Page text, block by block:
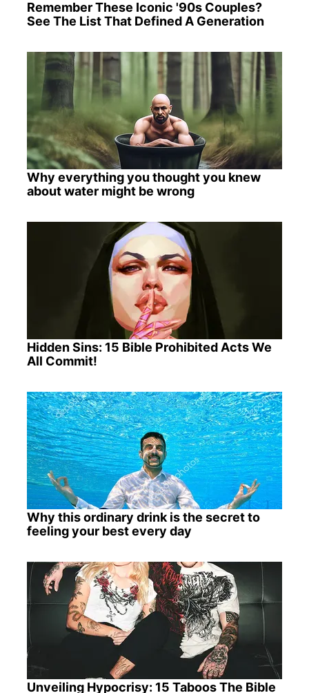
Remember These Iconic '90s Couples?
See The List That Defined A Generation
Why everything you thought you knew
about water might be wrong
Hidden Sins: 15 Bible Prohibited Acts We
All Commit!
Why this ordinary drink is the secret to
feeling your best every day
Unveiling Hypocrisy: 15 Taboos The Bible